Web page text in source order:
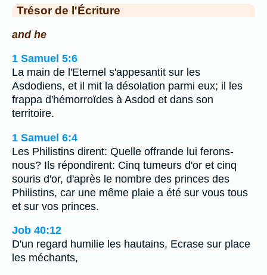
Trésor de l'Écriture
and he
1 Samuel 5:6
La main de l'Eternel s'appesantit sur les
Asdodiens, et il mit la désolation parmi eux; il les
frappa d'hémorroïdes à Asdod et dans son
territoire.
1 Samuel 6:4
Les Philistins dirent: Quelle offrande lui ferons-
nous? Ils répondirent: Cinq tumeurs d'or et cinq
souris d'or, d'après le nombre des princes des
Philistins, car une même plaie a été sur vous tous
et sur vos princes.
Job 40:12
D'un regard humilie les hautains, Ecrase sur place
les méchants,